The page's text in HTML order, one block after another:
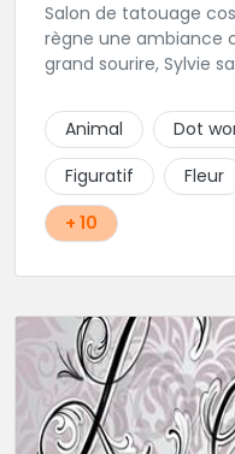
Salon de tatouage
règne une ambiance
grand sourire, Sylvie
Animal Dot
Figuratif
Fleur
+ 10